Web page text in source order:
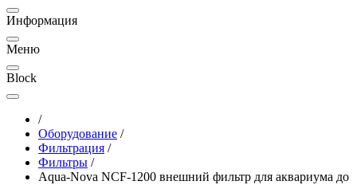
Информация
Меню
Block
/
Оборудование /
Фильтрация /
Фильтры /
Aqua-Nova NCF-1200 внешний фильтр для аквариума до